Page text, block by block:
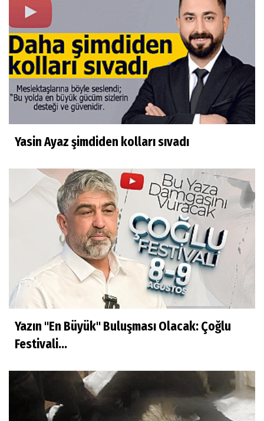
Yasin Ayaz şimdiden kolları sıvadı
Yazın "En Büyük" Buluşması Olacak: Çoğlu
Festivali...